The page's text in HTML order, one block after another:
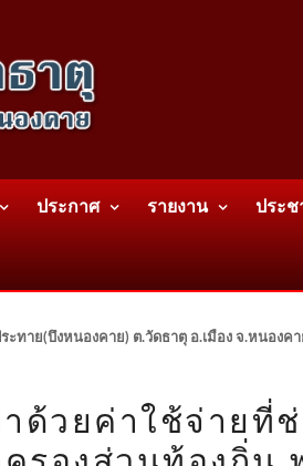
ประกาศ รายงาน ประ
ะทาย(บึงหนองคาย) ต.วัดธาตุ อ.เมือง จ.หนอง
ด้วยค่าใช้จ่ายที่ช่